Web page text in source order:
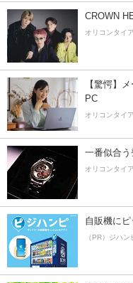
CROWN
オリコンタイ
【驚愕】
PC
オリコンタイ
一番似合
オリコンタイ
自販機に
（PR）ジハン